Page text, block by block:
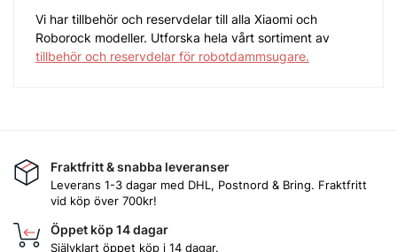
Vi har tillbehör och reservdelar till alla Xiaomi och
Roborock modeller. Utforska hela vårt sortiment av
tillbehör och reservdelar för robotdammsugare.
Fraktfritt & snabba leveranser
Leverans 1-3 dagar med DHL, Postnord & Bring. Fraktfritt
vid köp över 700kr!
Öppet köp 14 dagar
Självklart öppet köp i 14 dagar.